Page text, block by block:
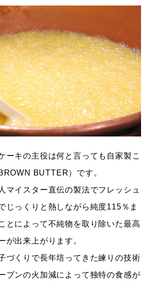
ーキの主役は何と言っても自家製こ
BUTTER）です。
マイスター直伝の製法でフレッシュ
じっくりと熱しながら純度115％ま
とによって不純物を取り除いた最高
が出来上がります。
づくりで長年培ってきた練りの技術
ブンの火加減によって独特の食感が